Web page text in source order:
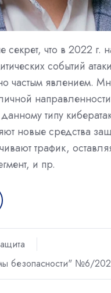
секрет, что в 2022 г.
событий
частым явлением.
направленности
типу
новые средства
трафик,
и пр.
безопасности" №6/